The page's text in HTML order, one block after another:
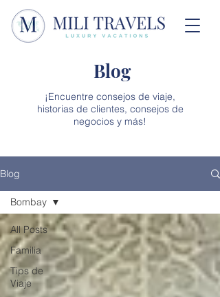
Blog
¡Encuentre consejos de viaje,
historias de clientes, consejos de
negocios y más!
Blog
All Posts
Familia
Tips de
Viaje
Bombay